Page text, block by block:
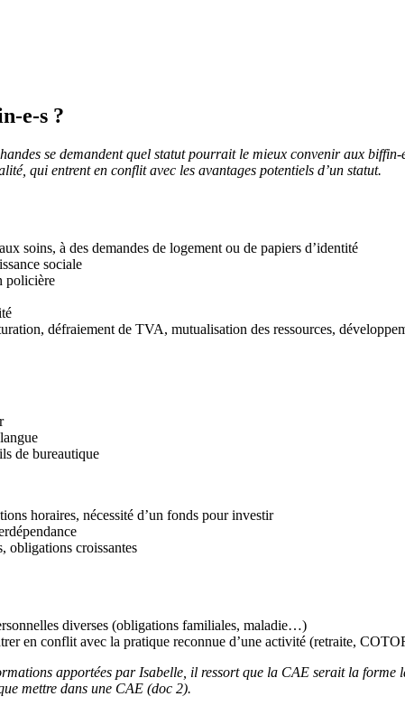
e-s ?
se demandent quel statut pourrait le mieux convenir aux
qui entrent en conflit avec les avantages potentiels d’un statut.
soins, à des demandes de logement ou de papiers d’identité
sociale
policière
défraiement de TVA, mutualisation des ressources,
de bureautique
horaires, nécessité d’un fonds pour investir
obligations croissantes
diverses (obligations familiales, maladie…)
en conflit avec la pratique reconnue d’une activité (retraite,
apportées par Isabelle, il ressort que la CAE serait la
mettre dans une CAE (doc 2).